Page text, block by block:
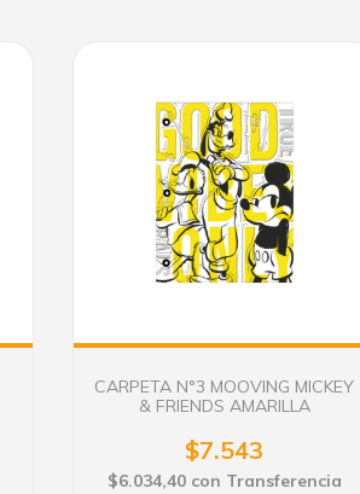
CARPETA N°3 MOOVING MICKEY
& FRIENDS AMARILLA
$7.543
$6.034,40 con Transferencia